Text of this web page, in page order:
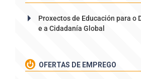
Proxectos de Educación para o
e a Cidadanía Global
OFERTAS DE EMPREGO